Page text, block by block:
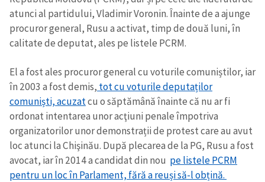
atunci al partidului, Vladimir Voronin. Înainte de a ajunge
procuror general, Rusu a activat, timp de două luni, în
calitate de deputat, ales pe listele PCRM.
El a fost ales procuror general cu voturile comuniștilor, iar
în 2003 a fost demis, tot cu voturile deputaților
comuniști, acuzatcu o săptămână înainte că nu ar fi
ordonat intentarea unor acţiuni penale împotriva
organizatorilor unor demonstrații de protest care au avut
loc atunci la Chişinău. După plecarea de la PG, Rusu a fost
avocat, iar în 2014 a candidat din nou pe listele PCRM
pentru un loc în Parlament, fără a reuși să-l obțină.